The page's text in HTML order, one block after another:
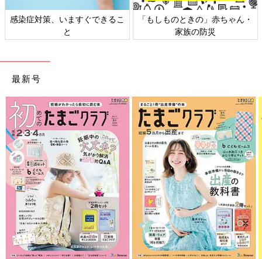
日本外来小児科学会リーフレッ
ト検討会
六星占術 細木かおりさんの人生
相談
最新号